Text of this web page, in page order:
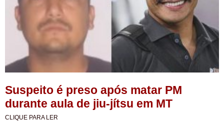
Suspeito é preso após matar PM
durante aula de jiu-jítsu em MT
CLIQUE PARA LER